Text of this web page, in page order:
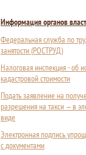
Информация органов
Федеральная служба по
занятости (РОСТРУД)
Налоговая инспекция - об
кадастровой стоимости
Подать заявление на
разрешения на такси — в
виде
Электронная подпись
с документами